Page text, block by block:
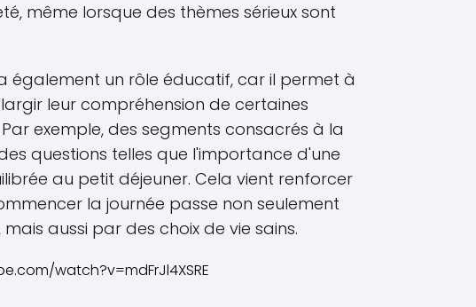
même lorsque des thèmes sérieux sont
également un rôle éducatif, car il permet à
leur compréhension de certaines
exemple, des segments consacrés à la
questions telles que l'importance d'une
au petit déjeuner. Cela vient renforcer
la journée passe non seulement
aussi par des choix de vie sains.
watch?v=mdFrJl4XSRE